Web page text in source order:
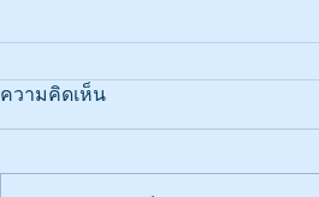
แนวทางสู่ความสำเร็จในการ
เป็นช่างเทคนิคการหล่อ
เทคนิคการหล่ออะลูมิเนียมเป็น
ความคิดเห็น